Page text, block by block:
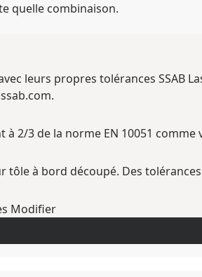
quelle combinaison.
leurs propres tolérances SSAB
à 2/3 de la norme EN 10051
tôle à bord découpé. Des
Modifier